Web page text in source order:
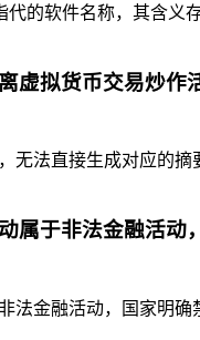
代的软件名称，其含
虚拟货币交易炒
无法直接生成对应的
属于非法金融活动
法金融活动，国家明